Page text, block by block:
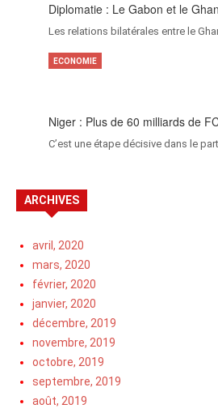
Diplomatie : Le Gabon et le
Les relations bilatérales entre le
Niger : Plus de 60 milliards de
C’est une étape décisive dans le
ECONOMIE
ARCHIVES
avril, 2020
mars, 2020
février, 2020
janvier, 2020
décembre, 2019
novembre, 2019
octobre, 2019
septembre, 2019
août, 2019